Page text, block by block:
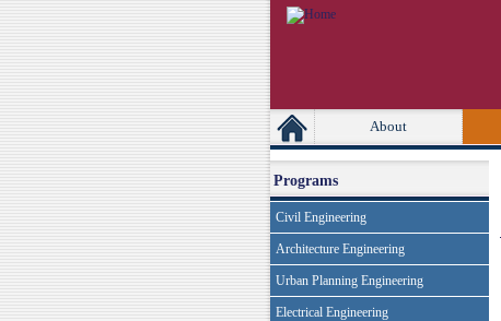
[Skip Header and Navigation]
[Jump to Main Content]
Primary Links About
Programs
Civil Engineering
Architecture Engineering
Urban Planning Engineering
Electrical Engineering